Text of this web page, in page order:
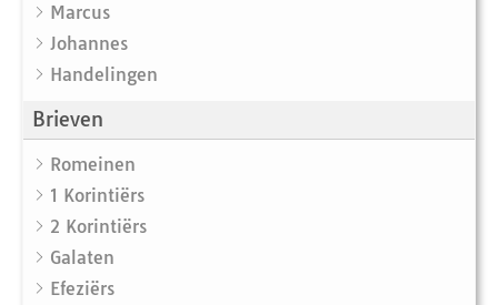
Marcus
Johannes
Handelingen
Brieven
Romeinen
1 Korintiërs
2 Korintiërs
Galaten
Efeziërs